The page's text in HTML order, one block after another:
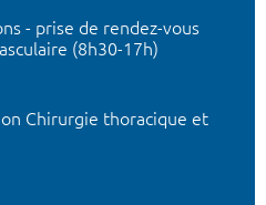
- prise de rendez-vous
(8h30-17h)
Chirurgie thoracique et